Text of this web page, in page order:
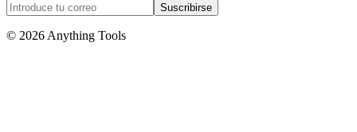
Suscribirse
© 2026 Anything Tools